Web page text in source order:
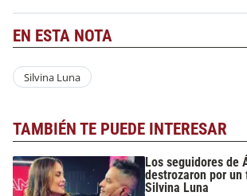
EN ESTA NOTA
Silvina Luna
TAMBIÉN TE PUEDE INTERESAR
Los seguidores de
destrozaron por un
Silvina Luna